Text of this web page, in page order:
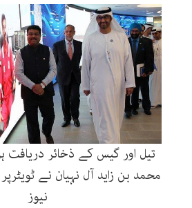
تیل اور گیس کے ذخائر دریافت
محمد بن زاید آل نہیان نے
نیوز